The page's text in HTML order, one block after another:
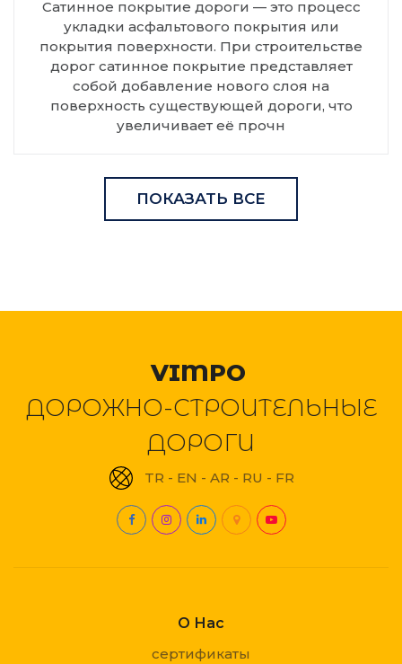
Сатинное покрытие дороги — это процесс
укладки асфальтового покрытия или
покрытия поверхности. При строительстве
дорог сатинное покрытие представляет
собой добавление нового слоя на
поверхность существующей дороги, что
увеличивает её прочн
ПОКАЗАТЬ ВСЕ
VIMPO
ДОРОЖНО-СТРОИТЕЛЬНЫЕ
ДОРОГИ
TR EN AR RU FR
О Нас
сертификаты